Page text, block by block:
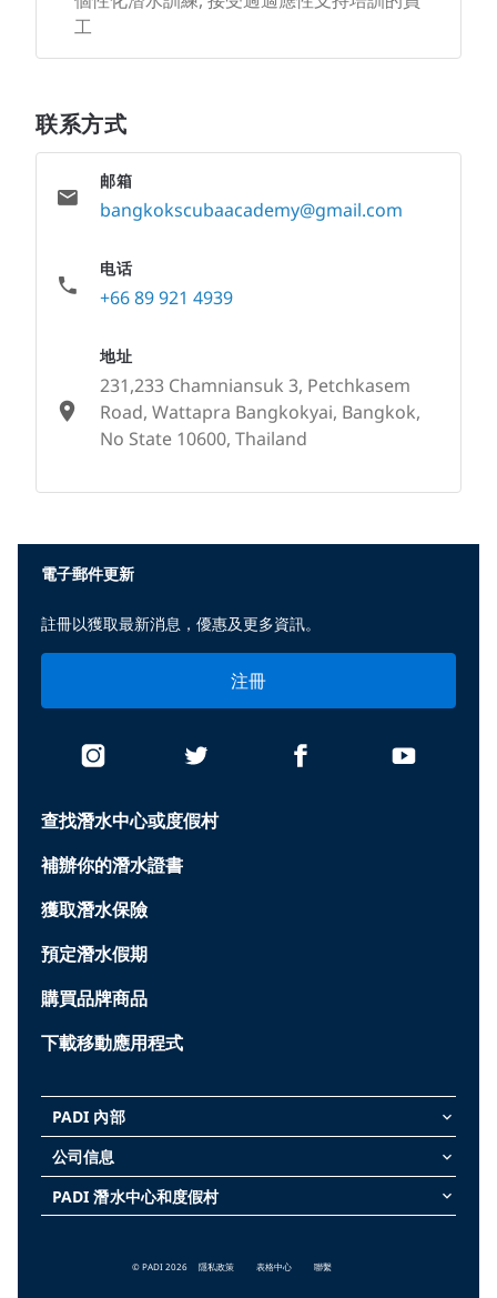
工
联系方式
邮箱
bangkokscubaacademy@gmail.com
电话
+66 89 921 4939
地址
231,233 Chamniansuk 3, Petchkasem
Road, Wattapra Bangkokyai, Bangkok,
No State 10600, Thailand
查找潛水中心或度假村
補辦你的潛水證書
獲取潛水保險
預定潛水假期
購買品牌商品
下載移動應用程式
PADI 內部 keyboard_arrow_down
公司信息 keyboard_arrow_down
PADI 潛水中心和度假村 keyboard_arrow_down
電子郵件更新
註冊以獲取最新消息，優惠及更多資訊。
注冊
© PADI 2026 隱私政策 表格中心 聯繫